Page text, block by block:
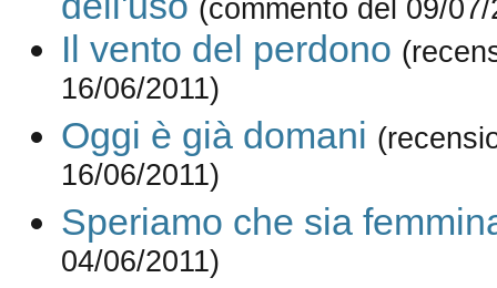
(commento del 09/07/
Il vento del perdono
16/06/2011)
Oggi è già domani
16/06/2011)
Speriamo che sia
04/06/2011)